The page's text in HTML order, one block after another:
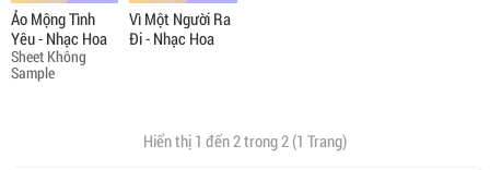
Ảo Mộng Tình
Yêu - Nhạc Hoa
Sheet Không
Sample
Vì Một Người Ra
Đi - Nhạc Hoa
Hiển thị 1 đến 2 trong 2 (1 Trang)